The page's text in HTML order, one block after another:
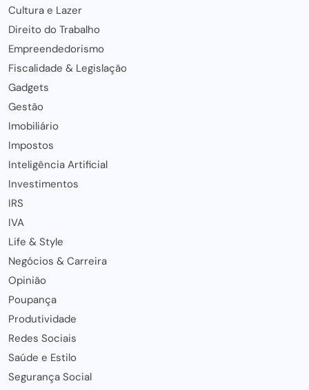
Cultura e Lazer
Direito do Trabalho
Empreendedorismo
Fiscalidade & Legislação
Gadgets
Gestão
Imobiliário
Impostos
Inteligência Artificial
Investimentos
IRS
IVA
Life & Style
Negócios & Carreira
Opinião
Poupança
Produtividade
Redes Sociais
Saúde e Estilo
Segurança Social